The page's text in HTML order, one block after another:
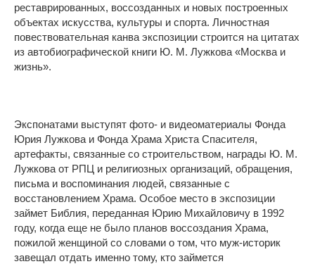
реставрированных, воссозданных и новых построенных
объектах искусства, культуры и спорта. Личностная
повествовательная канва экспозиции строится на цитатах
из автобиографической книги Ю. М. Лужкова «Москва и
жизнь».
Экспонатами выступят фото- и видеоматериалы Фонда
Юрия Лужкова и Фонда Храма Христа Спасителя,
артефакты, связанные со строительством, награды Ю. М.
Лужкова от РПЦ и религиозных организаций, обращения,
письма и воспоминания людей, связанные с
восстановлением Храма. Особое место в экспозиции
займет Библия, переданная Юрию Михайловичу в 1992
году, когда еще не было планов воссоздания Храма,
пожилой женщиной со словами о том, что муж-историк
завещал отдать именно тому, кто займется